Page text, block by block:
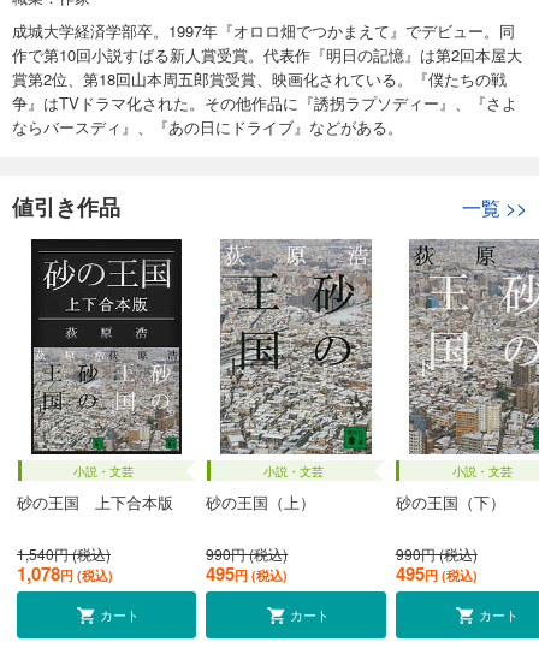
成城大学経済学部卒。1997年『オロロ畑でつかまえて』でデビュー。同
作で第10回小説すばる新人賞受賞。代表作『明日の記憶』は第2回本屋大
賞第2位、第18回山本周五郎賞受賞、映画化されている。『僕たちの戦
争』はTVドラマ化された。その他作品に『誘拐ラプソディー』、『さよ
ならバースディ』、『あの日にドライブ』などがある。
値引き作品 一覧 >>
小説・文芸
砂の王国 上下合本版
1,540円 (税込)
1,078円 (税込)
カート
小説・文芸
砂の王国（上）
990円 (税込)
495円 (税込)
カート
小説・文芸
砂の王国（下）
990円 (税込)
495円 (税込)
カート